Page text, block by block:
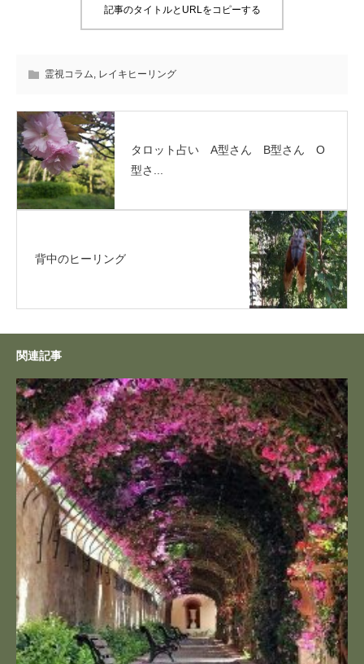
記事のタイトルとURLをコピーする
霊視コラム レイキヒーリング
タロット占い A型さん B型さん O
型さ...
背中のヒーリング
関連記事